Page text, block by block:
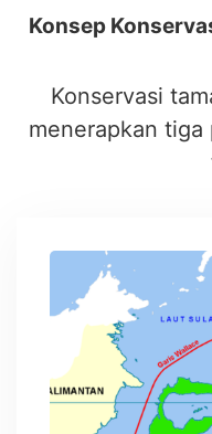
Konsep
Konservasi
menerapkan tiga